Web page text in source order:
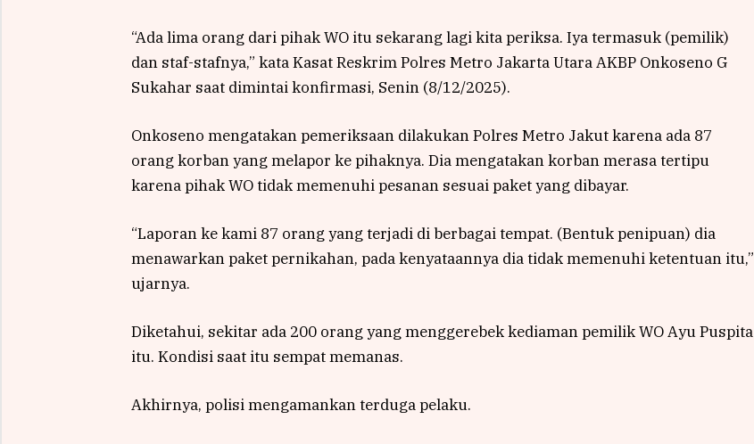
“Ada lima orang dari pihak WO itu sekarang lagi kita periksa. Iya termasuk (pemilik)
dan staf-stafnya,” kata Kasat Reskrim Polres Metro Jakarta Utara AKBP Onkoseno G
Sukahar saat dimintai konfirmasi, Senin (8/12/2025).
Onkoseno mengatakan pemeriksaan dilakukan Polres Metro Jakut karena ada 87
orang korban yang melapor ke pihaknya. Dia mengatakan korban merasa tertipu
karena pihak WO tidak memenuhi pesanan sesuai paket yang dibayar.
“Laporan ke kami 87 orang yang terjadi di berbagai tempat. (Bentuk penipuan) dia
menawarkan paket pernikahan, pada kenyataannya dia tidak memenuhi ketentuan itu,”
ujarnya.
Diketahui, sekitar ada 200 orang yang menggerebek kediaman pemilik WO Ayu Puspita
itu. Kondisi saat itu sempat memanas.
Akhirnya, polisi mengamankan terduga pelaku.